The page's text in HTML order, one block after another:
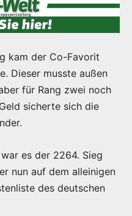
kam der Co-Favorit
Dieser musste außen
für Rang zwei noch
sicherte sich die
es der 2264. Sieg
nun auf dem alleinigen
des deutschen